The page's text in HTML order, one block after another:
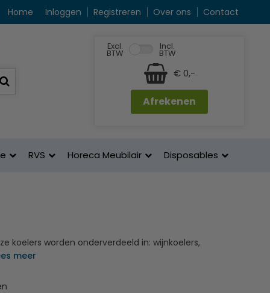
Home Inloggen Registreren Over ons Contact
Excl.
BTW
Incl.
BTW
€ 0,-
Afrekenen
RVS Horeca Meubilair Disposables
koelers worden onderverdeeld in: wijnkoelers,
meer